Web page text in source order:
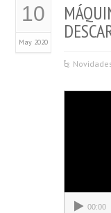
10
May 2020
00:00